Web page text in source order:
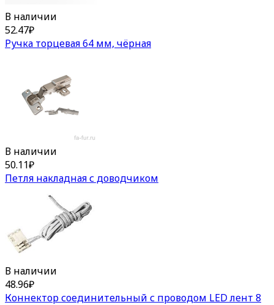
В наличии
52.47₽
Ручка торцевая 64 мм, чёрная
В наличии
50.11₽
Петля накладная с доводчиком
В наличии
48.96₽
Коннектор соединительный с проводом LED лент 8